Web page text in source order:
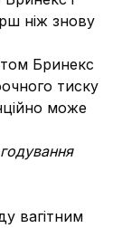
ніж знову
Бринекс
тиску
може
вагітним